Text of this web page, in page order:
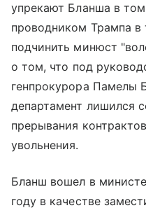
упрекают Бланша в
проводником Трампа в
подчинить минюст
о том, что под
генпрокурора Памелы
департамент лишился
прерывания
увольнения.
Бланш вошел в
году в качестве